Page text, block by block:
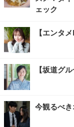
ェック
【エンタ
【坂道グ
今観るべき